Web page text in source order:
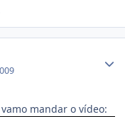
mandar o vídeo: